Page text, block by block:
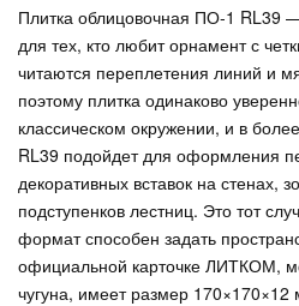
Плитка облицовочная ПО‑1 RL39
для тех, кто любит орнамент с
читаются переплетения линий и
поэтому плитка одинаково
классическом окружении, и в
RL39 подойдет для оформления
декоративных вставок на стенах,
подступенков лестниц. Это тот
формат способен задать
официальной карточке ЛИТКОМ,
чугуна, имеет размер